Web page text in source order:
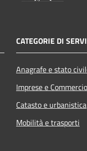
CATEGORIE DI
Anagrafe e stato
Imprese e Commercio
Catasto e urbanistica
Mobilità e trasporti